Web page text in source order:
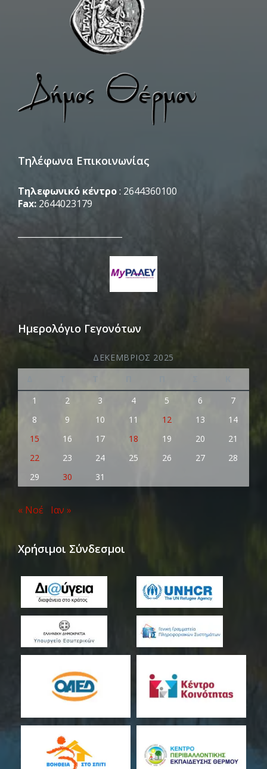
Τηλέφωνα Επικοινωνίας
Τηλεφωνικό κέντρο: 2644360100
Fax: 2644023179
Ημερολόγιο Γεγονότων
ΔΕΚΈΜΒΡΙΟΣ 2025
1
2 3 4 5 6
7
8
9 10 11 12 13
14
15
16 17 18 19 20
21
22
23 24 25 26 27
28
29
30 31
« Νοέ Ιαν »
Χρήσιμοι Σύνδεσμοι